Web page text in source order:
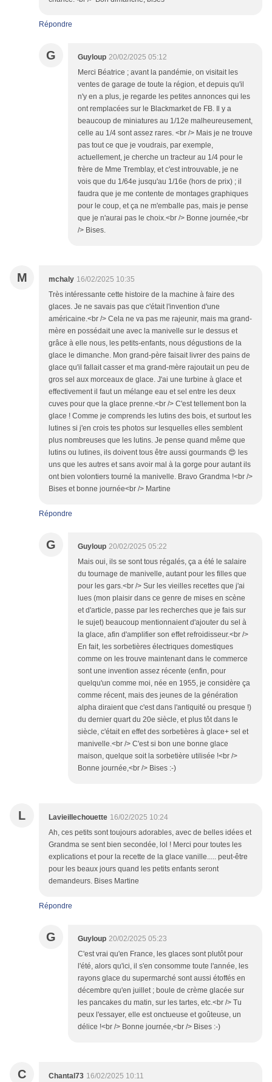
Répondre
G Guyloup 20/02/2025 05:12
Merci Béatrice ; avant la pandémie, on visitait les
ventes de garage de toute la région, et depuis qu'il
n'y en a plus, je regarde les petites annonces qui les
ont remplacées sur le Blackmarket de FB. Il y a
beaucoup de miniatures au 1/12e malheureusement,
celle au 1/4 sont assez rares. <br /> Mais je ne trouve
pas tout ce que je voudrais, par exemple,
actuellement, je cherche un tracteur au 1/4 pour le
frère de Mme Tremblay, et c'est introuvable, je ne
vois que du 1/64e jusqu'au 1/16e (hors de prix) ; il
faudra que je me contente de montages graphiques
pour le coup, et ça ne m'emballe pas, mais je pense
que je n'aurai pas le choix.<br /> Bonne journée,<br
/> Bises.
M mchaly 16/02/2025 10:35
Très intéressante cette histoire de la machine à faire des
glaces. Je ne savais pas que c'était l'invention d'une
américaine.<br /> Cela ne va pas me rajeunir, mais ma grand-
mère en possédait une avec la manivelle sur le dessus et
grâce à elle nous, les petits-enfants, nous dégustions de la
glace le dimanche. Mon grand-père faisait livrer des pains de
glace qu'il fallait casser et ma grand-mère rajoutait un peu de
gros sel aux morceaux de glace. J'ai une turbine à glace et
effectivement il faut un mélange eau et sel entre les deux
cuves pour que la glace prenne.<br /> C'est tellement bon la
glace ! Comme je comprends les lutins des bois, et surtout les
lutines si j'en crois tes photos sur lesquelles elles semblent
plus nombreuses que les lutins. Je pense quand même que
lutins ou lutines, ils doivent tous être aussi gourmands 😍 les
uns que les autres et sans avoir mal à la gorge pour autant ils
ont bien volontiers tourné la manivelle. Bravo Grandma !<br />
Bises et bonne journée<br /> Martine
Répondre
G Guyloup 20/02/2025 05:22
Mais oui, ils se sont tous régalés, ça a été le salaire
du tournage de manivelle, autant pour les filles que
pour les gars.<br /> Sur les vieilles recettes que j'ai
lues (mon plaisir dans ce genre de mises en scène
et d'article, passe par les recherches que je fais sur
le sujet) beaucoup mentionnaient d'ajouter du sel à
la glace, afin d'amplifier son effet refroidisseur.<br />
En fait, les sorbetières électriques domestiques
comme on les trouve maintenant dans le commerce
sont une invention assez récente (enfin, pour
quelqu'un comme moi, née en 1955, je considère ça
comme récent, mais des jeunes de la génération
alpha diraient que c'est dans l'antiquité ou presque !)
du dernier quart du 20e siècle, et plus tôt dans le
siècle, c'était en effet des sorbetières à glace+ sel et
manivelle.<br /> C'est si bon une bonne glace
maison, quelque soit la sorbetière utilisée !<br />
Bonne journée,<br /> Bises :-)
L Lavieillechouette 16/02/2025 10:24
Ah, ces petits sont toujours adorables, avec de belles idées et
Grandma se sent bien secondée, lol ! Merci pour toutes les
explications et pour la recette de la glace vanille..... peut-être
pour les beaux jours quand les petits enfants seront
demandeurs. Bises Martine
Répondre
G Guyloup 20/02/2025 05:23
C'est vrai qu'en France, les glaces sont plutôt pour
l'été, alors qu'ici, il s'en consomme toute l'année, les
rayons glace du supermarché sont aussi étoffés en
décembre qu'en juillet ; boule de crème glacée sur
les pancakes du matin, sur les tartes, etc.<br /> Tu
peux l'essayer, elle est onctueuse et goûteuse, un
délice !<br /> Bonne journée,<br /> Bises :-)
C Chantal73 16/02/2025 10:11